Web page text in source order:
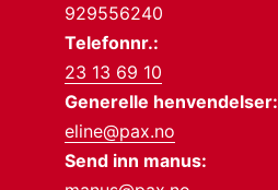
929556240
Telefonnr.:
23 13 69 10
Generelle henvendelser:
eline@pax.no
Send inn manus: